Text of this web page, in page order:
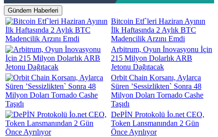
Gündem Haberleri
Bitcoin Etf`leri Haziran Ayının
İlk Haftasında 2 Aylık BTC
Madencilik Arzını Emdi
Arbitrum, Oyun İnovasyonu İçin
215 Milyon Dolarlık ARB
Jetonu Dağıtacak
Orbit Chain Korsanı, Aylarca
Süren ’Sessizlikten` Sonra 48
Milyon Doları Tornado Cashe
Taşıdı
DePİN Protokolü İo.net CEO,
Token Lansmanından 2 Gün
Önce Ayrılıyor